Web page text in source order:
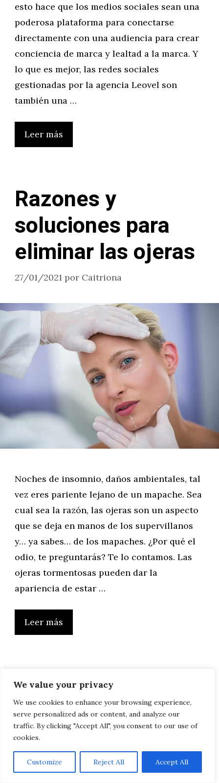
We value your privacy
We use cookies to enhance your browsing experience,
serve personalized ads or content, and analyze our
traffic. By clicking "Accept All", you consent to our use of
cookies.
Customize Reject All Accept All
esto hace que los medios sociales sean una
poderosa plataforma para conectarse
directamente con una audiencia para crear
conciencia de marca y lealtad a la marca. Y
lo que es mejor, las redes sociales
gestionadas por la agencia Leovel son
también una …
Leer más
Razones y
soluciones para
eliminar las ojeras
27/01/2021 por Caitriona
Noches de insomnio, daños ambientales, tal
vez eres pariente lejano de un mapache. Sea
cual sea la razón, las ojeras son un aspecto
que se deja en manos de los supervillanos
y… ya sabes… de los mapaches. ¿Por qué el
odio, te preguntarás? Te lo contamos. Las
ojeras tormentosas pueden dar la
apariencia de estar …
Leer más
Razones por las
que la cirugía
plástica no da
tanto miedo